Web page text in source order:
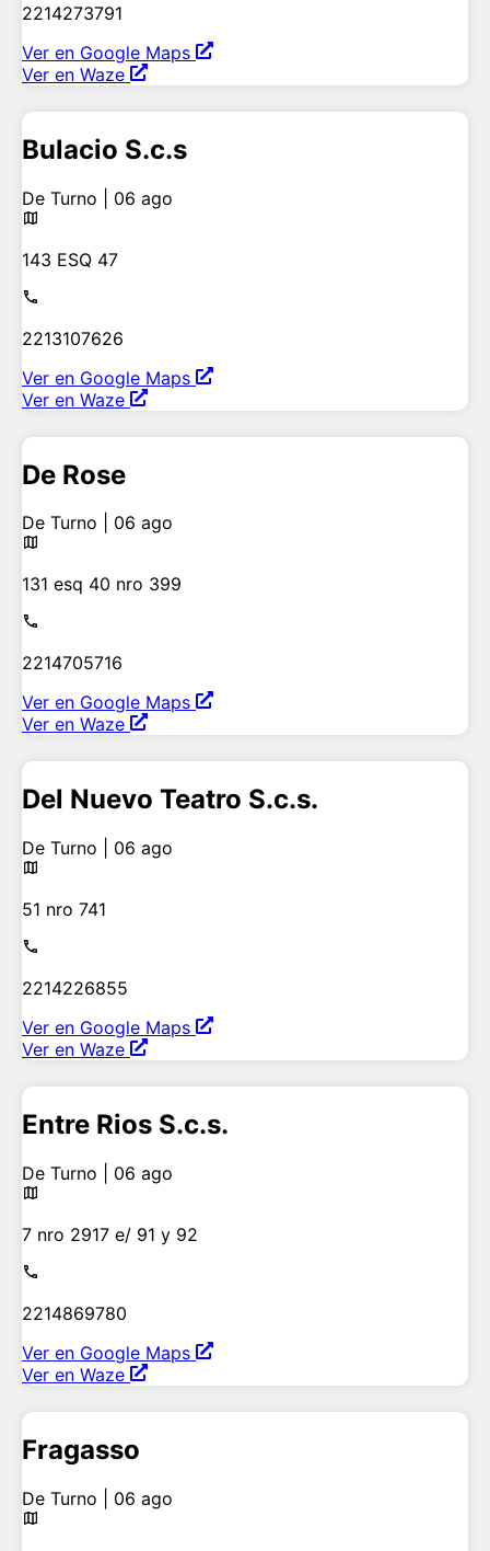
2214273791
Ver en Google Maps
Ver en Waze
Bulacio S.c.s
De Turno | 06 ago
143 ESQ 47
2213107626
Ver en Google Maps
Ver en Waze
De Rose
De Turno | 06 ago
131 esq 40 nro 399
2214705716
Ver en Google Maps
Ver en Waze
Del Nuevo Teatro S.c.s.
De Turno | 06 ago
51 nro 741
2214226855
Ver en Google Maps
Ver en Waze
Entre Rios S.c.s.
De Turno | 06 ago
7 nro 2917 e/ 91 y 92
2214869780
Ver en Google Maps
Ver en Waze
Fragasso
De Turno | 06 ago